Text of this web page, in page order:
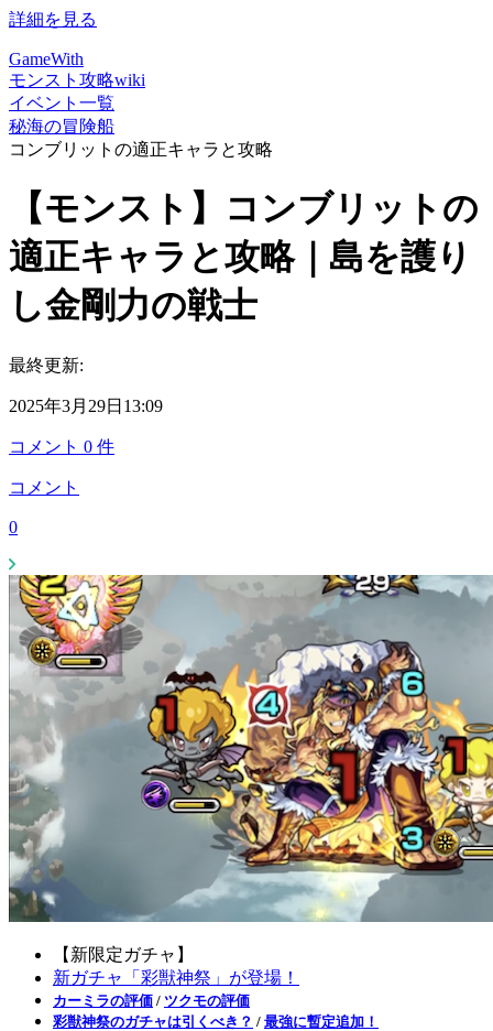
詳細を見る
GameWith
モンスト攻略wiki
イベント一覧
秘海の冒険船
コンブリットの適正キャラと攻略
【モンスト】コンブリットの
適正キャラと攻略｜島を護り
し金剛力の戦士
最終更新:
2025年3月29日13:09
コメント 0 件
コメント
0
【新限定ガチャ】
新ガチャ「彩獣神祭」が登場！
カーミラの評価 / ツクモの評価
彩獣神祭のガチャは引くべき？ / 最強に暫定追加！